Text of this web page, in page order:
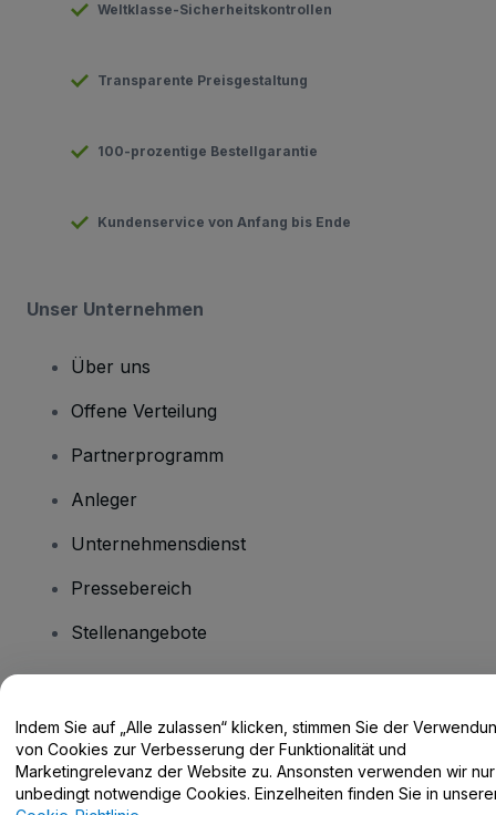
Weltklasse-Sicherheitskontrollen
Transparente Preisgestaltung
100-prozentige Bestellgarantie
Kundenservice von Anfang bis Ende
Unser Unternehmen
Über uns
Offene Verteilung
Partnerprogramm
Anleger
Unternehmensdienst
Pressebereich
Stellenangebote
Hilfe-Center / Kontakt
Indem Sie auf „Alle zulassen“ klicken, stimmen Sie der
von Cookies zur Verbesserung der Funktionalität und
Marketingrelevanz der Website zu. Ansonsten verwenden wir nur
unbedingt notwendige Cookies. Einzelheiten finden Sie in